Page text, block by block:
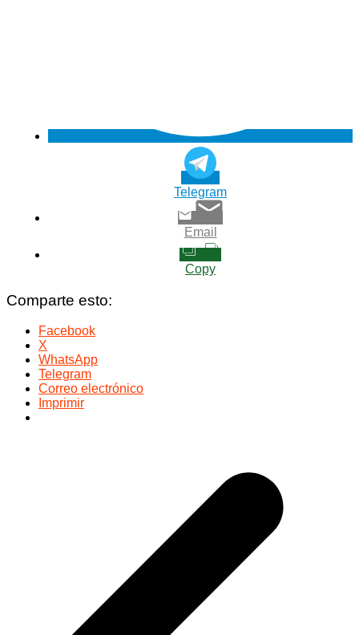
Telegram
Email
Copy
Comparte esto:
Facebook
X
WhatsApp
Telegram
Correo electrónico
Imprimir